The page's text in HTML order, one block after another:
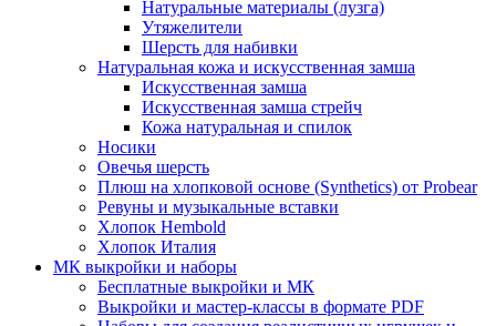
Натуральные материалы (лузга)
Утяжелители
Шерсть для набивки
Натуральная кожа и искусственная замша
Искусственная замша
Искусственная замша стрейч
Кожа натуральная и спилок
Носики
Овечья шерсть
Плюш на хлопковой основе (Synthetics) от Probear
Ревуны и музыкальные вставки
Хлопок Hembold
Хлопок Италия
МК выкройки и наборы
Бесплатные выкройки и МК
Выкройки и мастер-классы в формате PDF